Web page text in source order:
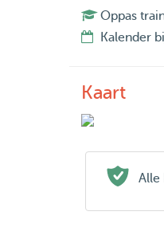
Oppas
Kalender
Kaart
Alle